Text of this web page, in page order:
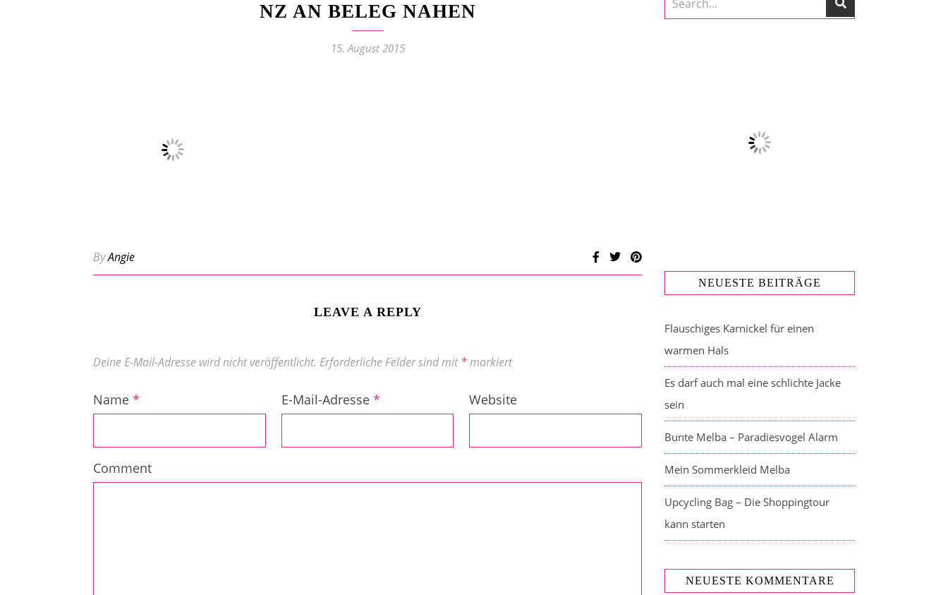
NZ AN BELEG NAHEN
15. August 2015
ByAngie
LEAVE A REPLY
Deine E-Mail-Adresse wird nicht veröffentlicht. Erforderliche Felder sind mit*markiert
Name * E-Mail-Adresse * Website
Comment
NEUESTE BEITRÄGE
Flauschiges Karnickel für einen
warmen Hals
Es darf auch mal eine schlichte Jacke
sein
Bunte Melba – Paradiesvogel Alarm
Mein Sommerkleid Melba
Upcycling Bag – Die Shoppingtour
kann starten
NEUESTE KOMMENTARE